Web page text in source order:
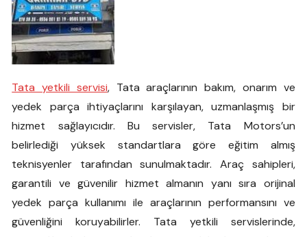
Tata yetkili servisi, Tata araçlarının bakım, onarım ve
yedek parça ihtiyaçlarını karşılayan, uzmanlaşmış bir
hizmet sağlayıcıdır. Bu servisler, Tata Motors’un
belirlediği yüksek standartlara göre eğitim almış
teknisyenler tarafından sunulmaktadır. Araç sahipleri,
garantili ve güvenilir hizmet almanın yanı sıra orijinal
yedek parça kullanımı ile araçlarının performansını ve
güvenliğini koruyabilirler. Tata yetkili servislerinde,